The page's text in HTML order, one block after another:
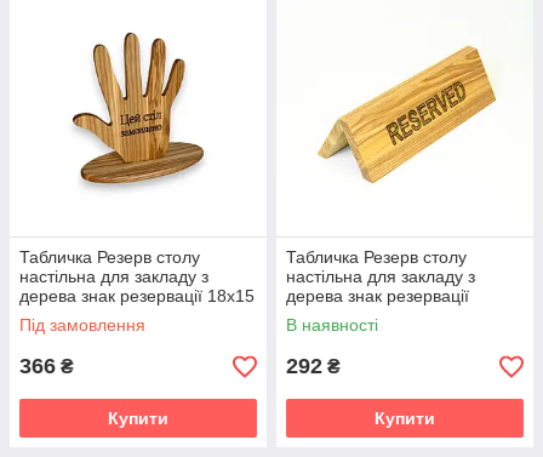
Табличка Резерв столу
настільна для закладу з
дерева знак резервації 18х15
см
Під замовлення
366 ₴
Купити
Табличка Резерв столу
настільна для закладу з
дерева знак резервації
В наявності
292 ₴
Купити